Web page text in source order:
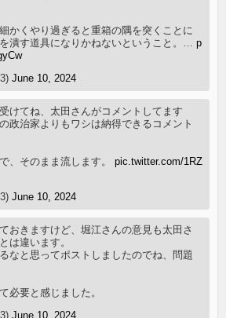
かくやり過ぎると重箱の隅を突くことに
潰す道具になりかねないということ。…p
June 10, 2024
けてね、太田さんがコメントしてます
政治家よりもワシは納得できるコメント
、そのまま流します。pic.twitter.com/1RZ
June 10, 2024
おきますけど、堀江さんの意見も太田さ
は違います。
なと思ってポストしましたのでね、問題
必要と感じました。
June 10, 2024